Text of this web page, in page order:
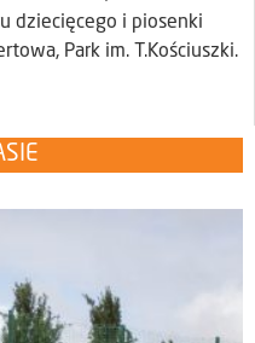
dziecięcego i piosenki
Park im. T.Kościuszki.